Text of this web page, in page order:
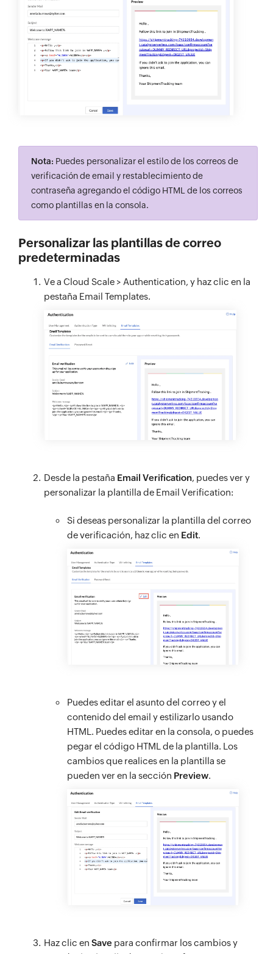
Nota: Puedes personalizar el estilo de los correos de
verificación de email y restablecimiento de
contraseña agregando el código HTML de los correos
como plantillas en la consola.
Personalizar las plantillas de correo
predeterminadas
Ve a Cloud Scale > Authentication, y haz clic en la
pestaña Email Templates.
Desde la pestaña Email Verification, puedes ver y
personalizar la plantilla de Email Verification:
Si deseas personalizar la plantilla del correo
de verificación, haz clic en Edit.
Puedes editar el asunto del correo y el
contenido del email y estilizarlo usando
HTML. Puedes editar en la consola, o puedes
pegar el código HTML de la plantilla. Los
cambios que realices en la plantilla se
pueden ver en la sección Preview.
Haz clic en Save para confirmar los cambios y